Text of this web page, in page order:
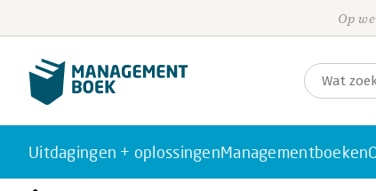
Op
Uitdagingen + oplossingenManagementboeken